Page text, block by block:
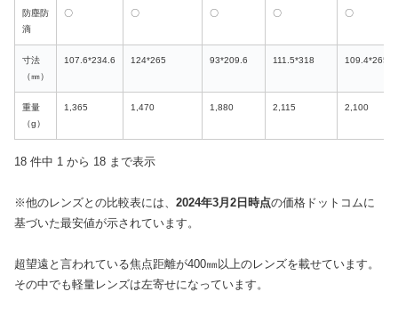
防塵防
滴
〇 〇 〇 〇 〇
寸法
（㎜）
107.6*234.6 124*265 93*209.6 111.5*318 109.4*265.6
重量
（g）
1,365 1,470 1,880 2,115 2,100
18 件中 1 から 18 まで表示
※他のレンズとの比較表には、 2024年3月2日時点の価格ドットコムに
基づいた最安値が示されています。
超望遠と言われている焦点距離が400㎜以上のレンズを載せています。
その中でも軽量レンズは左寄せになっています。